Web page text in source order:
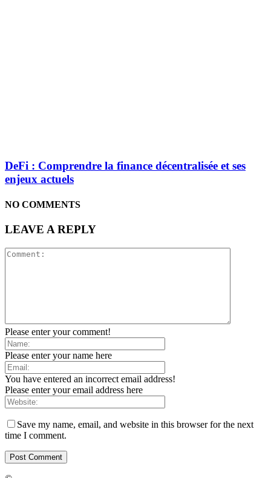
DeFi : Comprendre la finance décentralisée et ses
enjeux actuels
NO COMMENTS
LEAVE A REPLY
Please enter your comment!
Please enter your name here
You have entered an incorrect email address!
Please enter your email address here
Save my name, email, and website in this browser for the next
time I comment.